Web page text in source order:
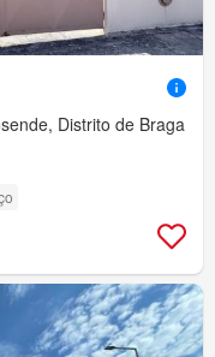
Distrito de Braga